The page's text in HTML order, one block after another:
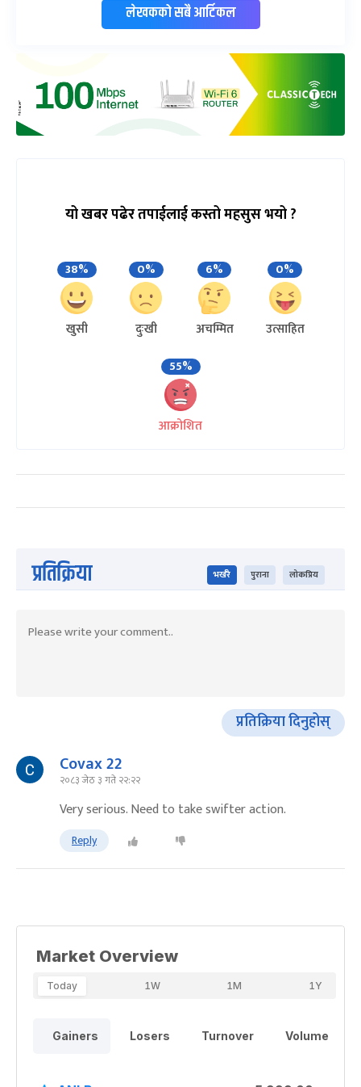
लेखकको सबै आर्टिकल
यो खबर पढेर तपाईलाई कस्तो महसुस भयो ?
38%
खुसी
0%
दुःखी
6%
अचम्मित
0%
उत्साहित
55%
आक्रोशित
प्रतिक्रिया भर्खरै पुराना लोकप्रिय
प्रतिक्रिया दिनुहोस्
Covax 22
२०८३ जेठ ३ गते २२:२२
Very serious. Need to take swifter action.
Reply